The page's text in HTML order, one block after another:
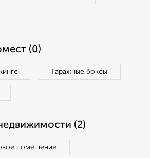
(0)
Гаражные боксы
(2)
помещение